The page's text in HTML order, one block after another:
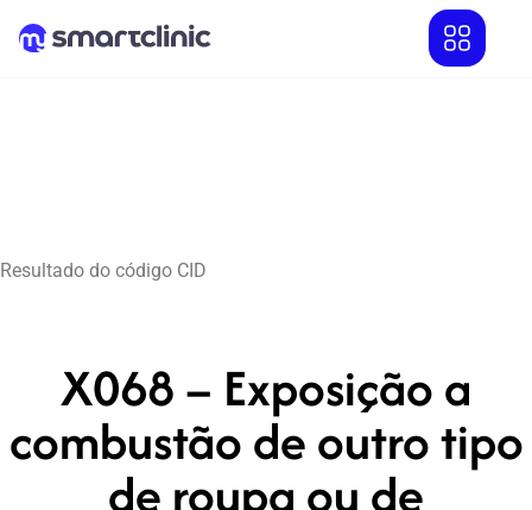
Resultado do código CID
X068 – Exposição a
combustão de outro tipo
de roupa ou de